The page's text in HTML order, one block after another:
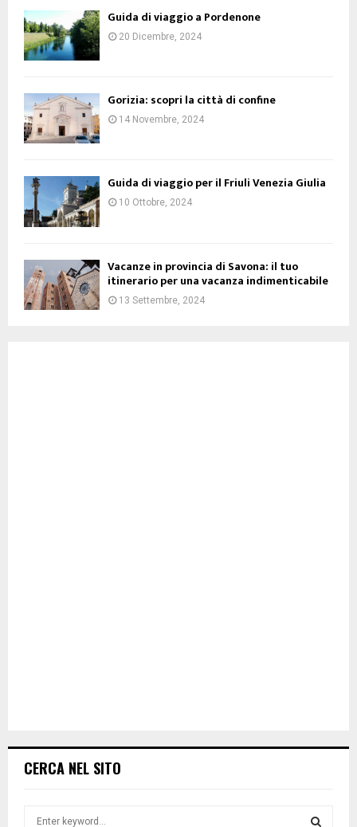
Guida di viaggio a Pordenone
20 Dicembre, 2024
Gorizia: scopri la città di confine
14 Novembre, 2024
Guida di viaggio per il Friuli Venezia Giulia
10 Ottobre, 2024
Vacanze in provincia di Savona: il tuo
itinerario per una vacanza indimenticabile
13 Settembre, 2024
CERCA NEL SITO